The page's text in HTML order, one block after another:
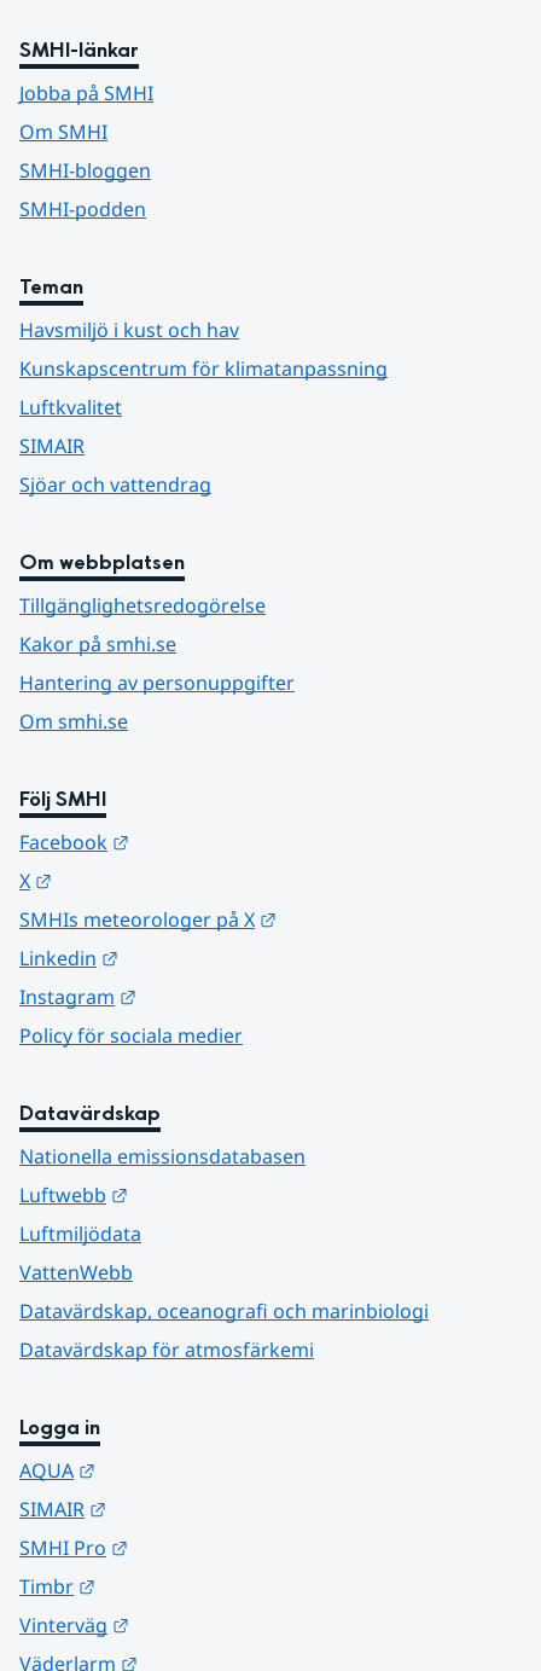
SMHI-länkar
Jobba på SMHI
Om SMHI
SMHI-bloggen
SMHI-podden
Teman
Havsmiljö i kust och hav
Kunskapscentrum för klimatanpassning
Luftkvalitet
SIMAIR
Sjöar och vattendrag
Om webbplatsen
Tillgänglighetsredogörelse
Kakor på smhi.se
Hantering av personuppgifter
Om smhi.se
Följ SMHI
Facebook
X
SMHIs meteorologer på X
Linkedin
Instagram
Policy för sociala medier
Datavärdskap
Nationella emissionsdatabasen
Luftwebb
Luftmiljödata
VattenWebb
Datavärdskap, oceanografi och marinbiologi
Datavärdskap för atmosfärkemi
Logga in
AQUA
SIMAIR
SMHI Pro
Timbr
Vinterväg
Väderlarm